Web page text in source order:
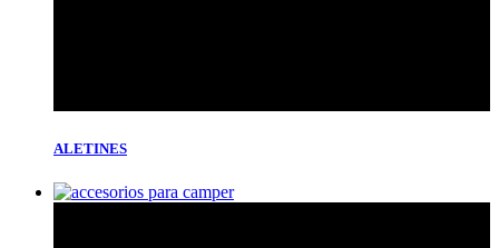
ALETINES